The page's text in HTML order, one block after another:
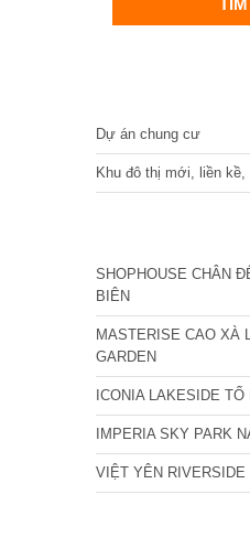
Dự án chung cư
Khu đô thị mới, liền
SHOPHOUSE CHÂN
BIÊN
MASTERISE CAO XÀ
GARDEN
ICONIA LAKESIDE
IMPERIA SKY PARK
VIỆT YÊN RIVERSIDE